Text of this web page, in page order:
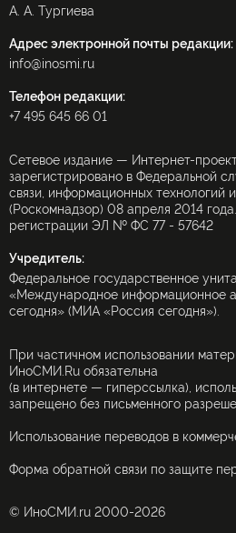
А. А. Тургиева
Адрес электронной почты редакции:
info@inosmi.ru
Телефон редакции:
+7 495 645 66 01
Сетевое издание — Интернет-
зарегистрировано в Федеральной
связи, информационных технологий
(Роскомнадзор) 08 апреля 2014
регистрации ЭЛ № ФС 77 - 57642
Учредитель:
Федеральное государственное
«Международное информационное
сегодня» (МИА «Россия сегодня»).
При частичном использовании
ИноСМИ.Ru обязательна
(в интернете — гиперссылка),
запрещено без письменного
Использование переводов в
Форма обратной связи по защите
© ИноСМИ.ru 2000-2026